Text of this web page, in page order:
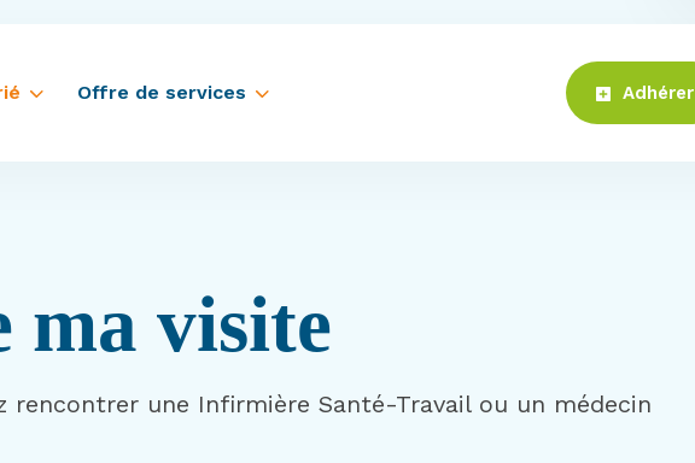
Offre de services Adhérer
ma visite
rencontrer une Infirmière Santé-Travail ou un médecin